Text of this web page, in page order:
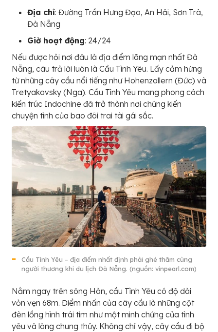
Địa chỉ: Đường Trần Hưng Đạo, An Hải, Sơn Trà,
Đà Nẵng
Giờ hoạt động: 24/24
Nếu được hỏi nơi đâu là địa điểm lãng mạn nhất Đà
Nẵng, câu trả lời luôn là Cầu Tình Yêu. Lấy cảm hứng
từ những cây cầu nổi tiếng như Hohenzollern (Đức) và
Tretyakovsky (Nga). Cầu Tình Yêu mang phong cách
kiến trúc Indochine đã trở thành nơi chứng kiến
chuyện tình của bao đôi trai tài gái sắc.
Cầu Tình Yêu – địa điểm nhất định phải ghé thăm cùng
người thương khi du lịch Đà Nẵng. (nguồn: vinpearl.com)
Nằm ngay trên sông Hàn, cầu Tình Yêu có độ dài
vỏn vẹn 68m. Điểm nhấn của cây cầu là những cột
đèn lồng hình trái tim như một minh chứng của tình
yêu và lòng chung thủy. Không chỉ vậy, cây cầu đi bộ